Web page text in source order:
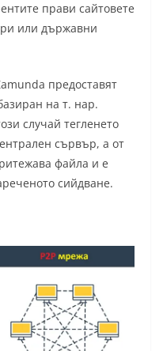
прави сайтовете
или държавни
предоставят
на т. нар.
случай тегленето
сървър, а от
файла и е
сийдване.